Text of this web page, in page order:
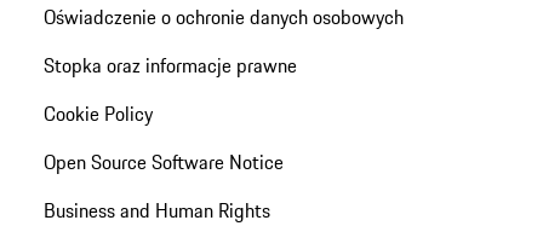
Oświadczenie o ochronie danych osobowych
Stopka oraz informacje prawne
Cookie Policy
Open Source Software Notice
Business and Human Rights